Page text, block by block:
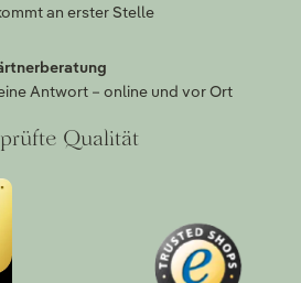
an erster Stelle
Antwort – online und vor Ort
Qualität